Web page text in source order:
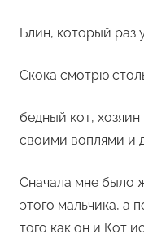
Блин, который раз
Скока смотрю
бедный кот,
своими воплями и
Сначала мне было
этого мальчика, а
того как он и Кот